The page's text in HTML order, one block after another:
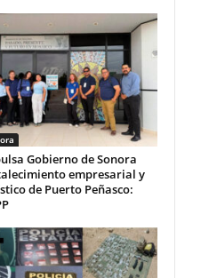
Gobierno de Sonora
empresarial y
de Puerto Peñasco: